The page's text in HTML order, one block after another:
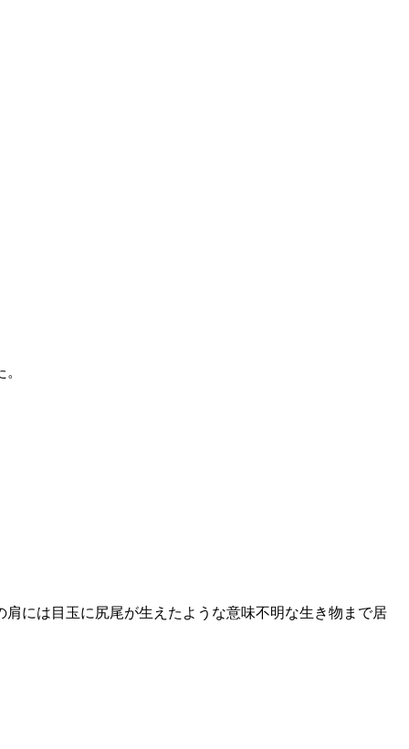
には目玉に尻尾が生えたような意味不明な生き物まで居